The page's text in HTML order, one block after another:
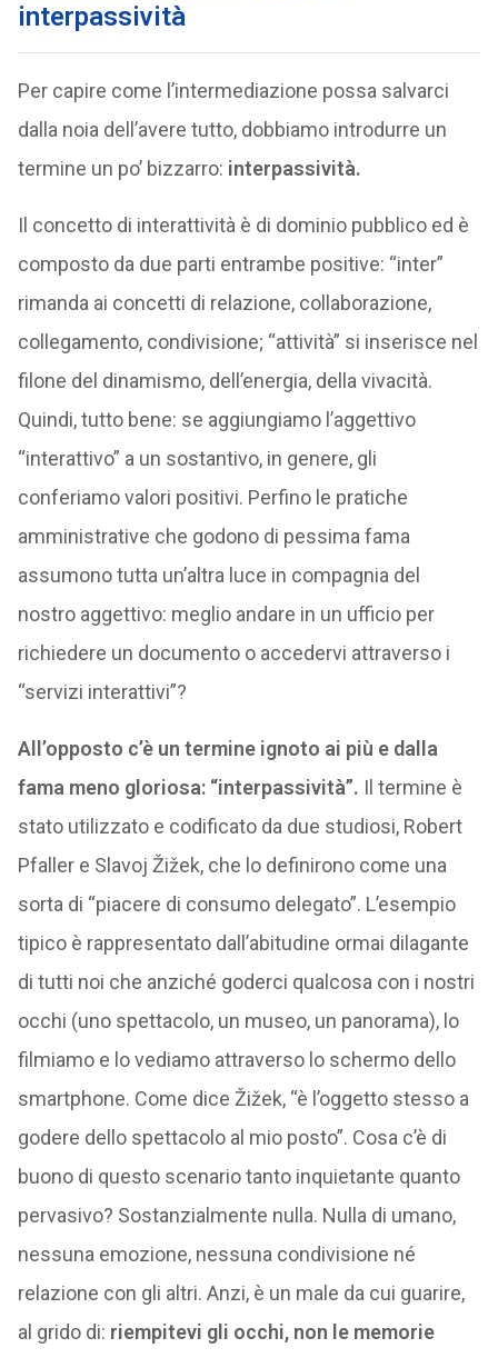
interpassività
Per capire come l’intermediazione possa salvarci
dalla noia dell’avere tutto, dobbiamo introdurre un
termine un po’ bizzarro: interpassività.
Il concetto di interattività è di dominio pubblico ed è
composto da due parti entrambe positive: “inter”
rimanda ai concetti di relazione, collaborazione,
collegamento, condivisione; “attività” si inserisce nel
filone del dinamismo, dell’energia, della vivacità.
Quindi, tutto bene: se aggiungiamo l’aggettivo
“interattivo” a un sostantivo, in genere, gli
conferiamo valori positivi. Perfino le pratiche
amministrative che godono di pessima fama
assumono tutta un’altra luce in compagnia del
nostro aggettivo: meglio andare in un ufficio per
richiedere un documento o accedervi attraverso i
“servizi interattivi”?
All’opposto c’è un termine ignoto ai più e dalla
fama meno gloriosa: “interpassività”. Il termine è
stato utilizzato e codificato da due studiosi, Robert
Pfaller e Slavoj Žižek, che lo definirono come una
sorta di “piacere di consumo delegato”. L’esempio
tipico è rappresentato dall’abitudine ormai dilagante
di tutti noi che anziché goderci qualcosa con i nostri
occhi (uno spettacolo, un museo, un panorama), lo
filmiamo e lo vediamo attraverso lo schermo dello
smartphone. Come dice Žižek, “è l’oggetto stesso a
godere dello spettacolo al mio posto”. Cosa c’è di
buono di questo scenario tanto inquietante quanto
pervasivo? Sostanzialmente nulla. Nulla di umano,
nessuna emozione, nessuna condivisione né
relazione con gli altri. Anzi, è un male da cui guarire,
al grido di: riempitevi gli occhi, non le memorie